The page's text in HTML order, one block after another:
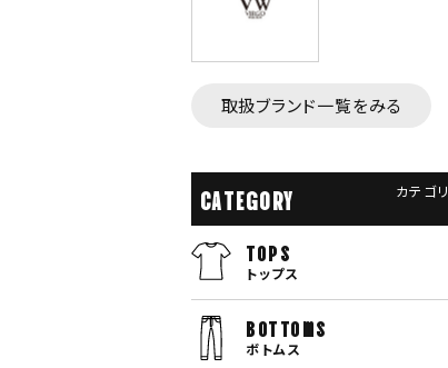
取扱ブランド一覧をみる
CATEGORY カテゴリ
TOPS
トップス
bottoms
ボトムス